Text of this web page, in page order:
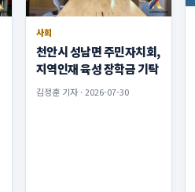
사회
천안시 성남면 주민자치회,
지역인재 육성 장학금 기탁
김정훈 기자 · 2026-07-30